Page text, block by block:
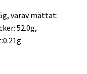
varav mättat:
52.0g,